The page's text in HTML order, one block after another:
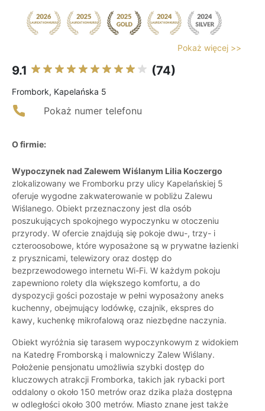
Pokaż więcej >>
9.1 (74)
Frombork, Kapelańska 5
Pokaż numer telefonu
O firmie:
Wypoczynek nad Zalewem Wiślanym Lilia Koczergo
zlokalizowany we Fromborku przy ulicy Kapelańskiej 5
oferuje wygodne zakwaterowanie w pobliżu Zalewu
Wiślanego. Obiekt przeznaczony jest dla osób
poszukujących spokojnego wypoczynku w otoczeniu
przyrody. W ofercie znajdują się pokoje dwu-, trzy- i
czteroosobowe, które wyposażone są w prywatne łazienki
z prysznicami, telewizory oraz dostęp do
bezprzewodowego internetu Wi-Fi. W każdym pokoju
zapewniono rolety dla większego komfortu, a do
dyspozycji gości pozostaje w pełni wyposażony aneks
kuchenny, obejmujący lodówkę, czajnik, ekspres do
kawy, kuchenkę mikrofalową oraz niezbędne naczynia.
Obiekt wyróżnia się tarasem wypoczynkowym z widokiem
na Katedrę Fromborską i malowniczy Zalew Wiślany.
Położenie pensjonatu umożliwia szybki dostęp do
kluczowych atrakcji Fromborka, takich jak rybacki port
oddalony o około 150 metrów oraz dzika plaża dostępna
w odległości około 300 metrów. Miasto znane jest także